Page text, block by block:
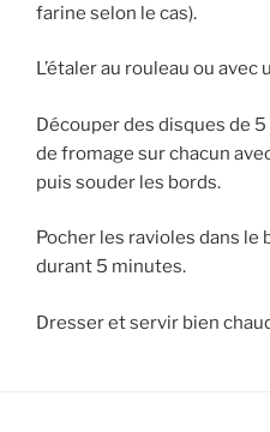
farine selon le cas).
L’étaler au rouleau ou avec
Découper des disques de
de fromage sur chacun
puis souder les bords.
Pocher les ravioles dans le
durant 5 minutes.
Dresser et servir bien